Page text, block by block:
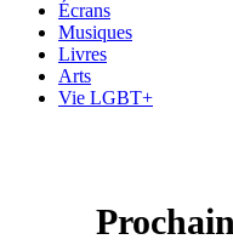
Écrans
Musiques
Livres
Arts
Vie LGBT+